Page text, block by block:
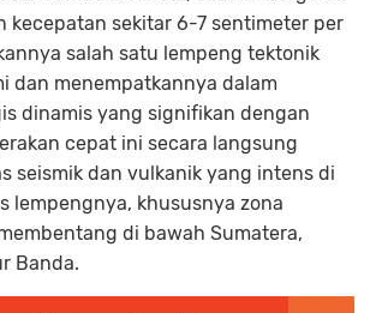
kecepatan sekitar 6-7 sentimeter per
salah satu lempeng tektonik
dan menempatkannya dalam
dinamis yang signifikan dengan
cepat ini secara langsung
seismik dan vulkanik yang intens di
lempengnya, khususnya zona
di bawah Sumatera,
Banda.